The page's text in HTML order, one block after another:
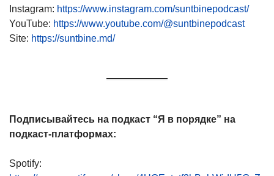
Instagram: https://www.instagram.com/suntbinepodcast/
YouTube: https://www.youtube.com/@suntbinepodcast
Site: https://suntbine.md/
Подписывайтесь на подкаст “Я в порядке” на
подкаст-платформах:
Spotify: